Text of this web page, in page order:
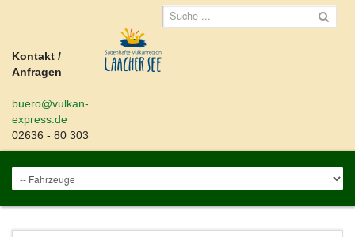
Kontakt /
Anfragen
buero@vulkan-
express.de
02636 - 80 303